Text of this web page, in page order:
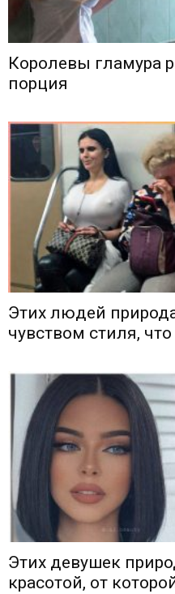
Королевы гламура
порция
Этих людей
чувством стиля,
Этих девушек
красотой, от